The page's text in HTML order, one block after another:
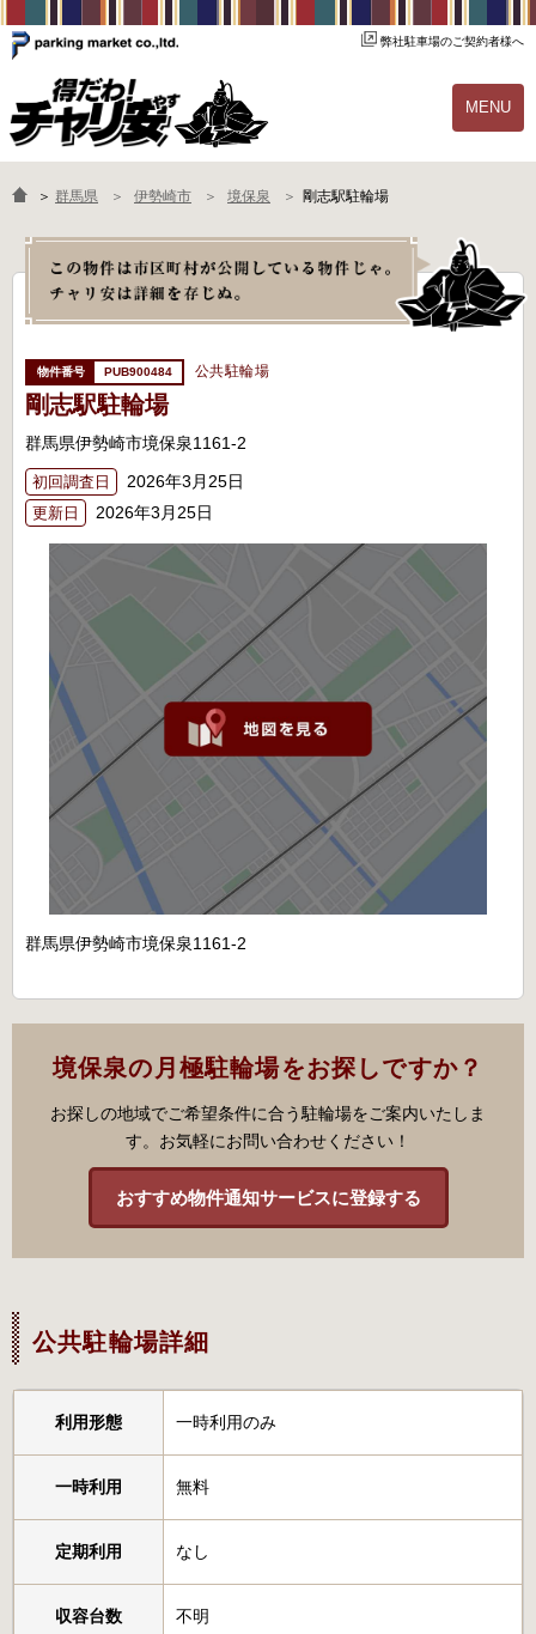
弊社駐車場のご契約者様へ
MENU
物件一覧 ご契約の流れ
よくあるご質問 駐輪場オーナー様へ
＞ 群馬県 伊勢崎市 境保泉 剛志駅駐輪場
PUB900484 公共駐輪場
剛志駅駐輪場
群馬県伊勢崎市境保泉1161-2
初回調査日 2026年3月25日
更新日 2026年3月25日
群馬県伊勢崎市境保泉1161-2
境保泉の月極駐輪場をお探しですか？
お探しの地域でご希望条件に合う駐輪場をご案内いたしま
す。お気軽にお問い合わせください！
おすすめ物件通知サービスに登録する
公共駐輪場詳細
利用形態 一時利用のみ
一時利用 無料
定期利用 なし
収容台数 不明